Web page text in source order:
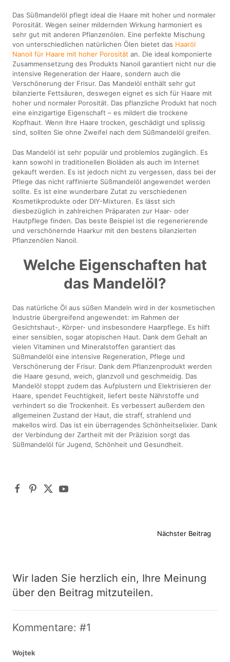
Das Süßmandelöl pflegt ideal die Haare mit hoher und normaler
Porosität. Wegen seiner mildernden Wirkung harmoniert es
sehr gut mit anderen Pflanzenölen. Eine perfekte Mischung
von unterschiedlichen natürlichen Ölen bietet das Haaröl
Nanoil für Haare mit hoher Porosität an. Die ideal komponierte
Zusammensetzung des Produkts Nanoil garantiert nicht nur die
intensive Regeneration der Haare, sondern auch die
Verschönerung der Frisur. Das Mandelöl enthält sehr gut
bilanzierte Fettsäuren, deswegen eignet es sich für Haare mit
hoher und normaler Porosität. Das pflanzliche Produkt hat noch
eine einzigartige Eigenschaft – es mildert die trockene
Kopfhaut. Wenn Ihre Haare trocken, geschädigt und splissig
sind, sollten Sie ohne Zweifel nach dem Süßmandelöl greifen.
Das Mandelöl ist sehr populär und problemlos zugänglich. Es
kann sowohl in traditionellen Bioläden als auch im Internet
gekauft werden. Es ist jedoch nicht zu vergessen, dass bei der
Pflege das nicht raffinierte Süßmandelöl angewendet werden
sollte. Es ist eine wunderbare Zutat zu verschiedenen
Kosmetikprodukte oder DIY-Mixturen. Es lässt sich
diesbezüglich in zahlreichen Präparaten zur Haar- oder
Hautpflege finden. Das beste Beispiel ist die regenerierende
und verschönernde Haarkur mit den bestens bilanzierten
Pflanzenölen Nanoil.
Welche Eigenschaften hat
das Mandelöl?
Das natürliche Öl aus süßen Mandeln wird in der kosmetischen
Industrie übergreifend angewendet: im Rahmen der
Gesichtshaut-, Körper- und insbesondere Haarpflege. Es hilft
einer sensiblen, sogar atopischen Haut. Dank dem Gehalt an
vielen Vitaminen und Mineralstoffen garantiert das
Süßmandelöl eine intensive Regeneration, Pflege und
Verschönerung der Frisur. Dank dem Pflanzenprodukt werden
die Haare gesund, weich, glanzvoll und geschmeidig. Das
Mandelöl stoppt zudem das Aufplustern und Elektrisieren der
Haare, spendet Feuchtigkeit, liefert beste Nährstoffe und
verhindert so die Trockenheit. Es verbessert außerdem den
allgemeinen Zustand der Haut, die straff, strahlend und
makellos wird. Das ist ein überragendes Schönheitselixier. Dank
der Verbindung der Zartheit mit der Präzision sorgt das
Süßmandelöl für Jugend, Schönheit und Gesundheit.
Nächster Beitrag
Wir laden Sie herzlich ein, Ihre Meinung
über den Beitrag mitzuteilen.
Kommentare: #1
Wojtek